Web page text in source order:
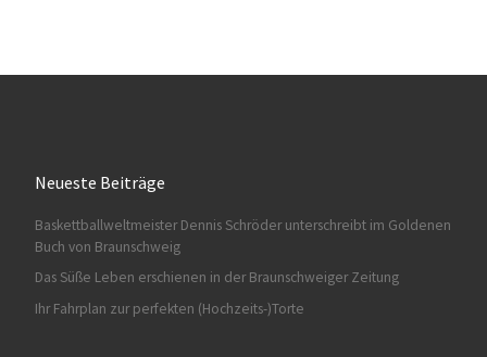
Neueste Beiträge
Baskettballweltmeister Dennis Schröder unterschreibt im Goldenen
Buch von Braunschweig
Das Süße Leben erschienen in der Braunschweiger Zeitung
Ihr Fahrplan zur perfekten (Hochzeits-)Torte